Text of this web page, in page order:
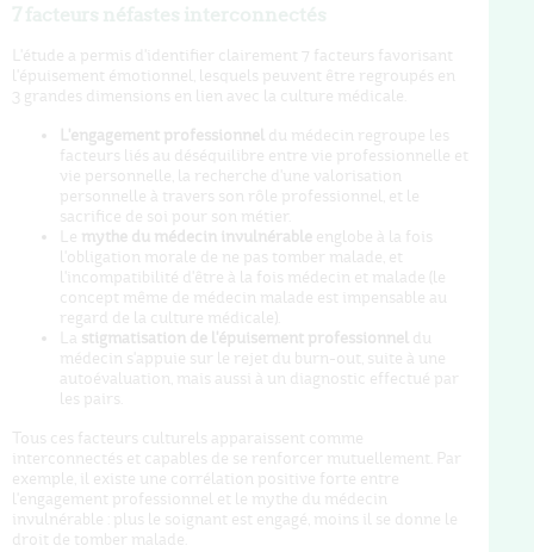
L'étude a permis d'identifier clairement 7 facteurs favorisant
l'épuisement émotionnel, lesquels peuvent être regroupés en
3 grandes dimensions en lien avec la culture médicale.
L'engagement professionnel du médecin regroupe les
facteurs liés au déséquilibre entre vie professionnelle et
vie personnelle, la recherche d'une valorisation
personnelle à travers son rôle professionnel, et le
sacrifice de soi pour son métier.
Le mythe du médecin invulnérable englobe à la fois
l'obligation morale de ne pas tomber malade, et
l'incompatibilité d'être à la fois médecin et malade (le
concept même de médecin malade est impensable au
regard de la culture médicale).
La stigmatisation de l'épuisement professionnel du
médecin s'appuie sur le rejet du burn-out, suite à une
autoévaluation, mais aussi à un diagnostic effectué par
les pairs.
Tous ces facteurs culturels apparaissent comme
interconnectés et capables de se renforcer mutuellement. Par
exemple, il existe une corrélation positive forte entre
l'engagement professionnel et le mythe du médecin
invulnérable : plus le soignant est engagé, moins il se donne le
droit de tomber malade.